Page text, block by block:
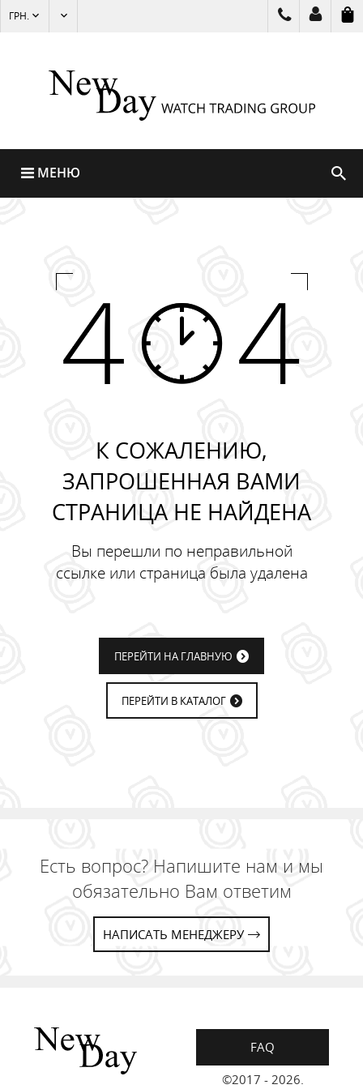
ГРН.
МЕНЮ
К СОЖАЛЕНИЮ,
ЗАПРОШЕННАЯ ВАМИ
СТРАНИЦА НЕ НАЙДЕНА
Вы перешли по неправильной
ссылке или страница была удалена
ПЕРЕЙТИ НА ГЛАВНУЮ
ПЕРЕЙТИ В КАТАЛОГ
Есть вопрос? Напишите нам и мы
обязательно Вам ответим
НАПИСАТЬ МЕНЕДЖЕРУ
FAQ
©2017 - 2026.